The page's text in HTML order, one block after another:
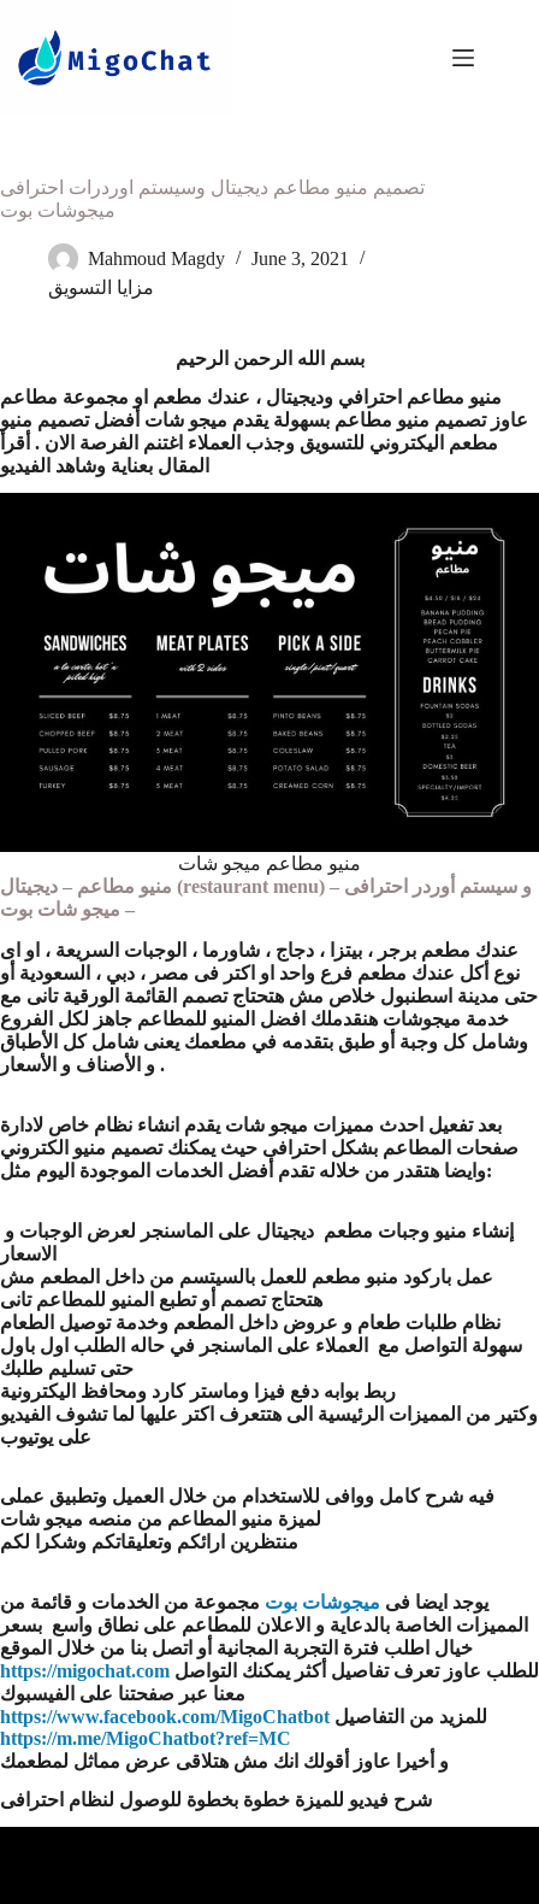
تصميم منيو مطاعم ديجيتال وسيستم اوردرات احترافى
ميجوشات بوت
Mahmoud Magdy
June 3, 2021
مزايا التسويق
بسم الله الرحمن الرحيم
منيو مطاعم احترافي وديجيتال ، عندك مطعم او مجموعة مطاعم
عاوز تصميم منيو مطاعم بسهولة يقدم ميجو شات أفضل تصميم منيو
مطعم اليكتروني للتسويق وجذب العملاء اغتنم الفرصة الان . أقرأ
المقال بعناية وشاهد الفيديو
منيو مطاعم ميجو شات
منيو مطاعم – ديجيتال (restaurant menu) – و سيستم أوردر احترافى
– ميجو شات بوت
عندك مطعم برجر ، بيتزا ، دجاج ، شاورما ، الوجبات السريعة ، او اى
نوع أكل عندك مطعم فرع واحد او اكتر فى مصر ، دبي ، السعودية أو
حتى مدينة اسطنبول خلاص مش هتحتاج تصمم القائمة الورقية تانى مع
خدمة ميجوشات هنقدملك افضل المنيو للمطاعم جاهز لكل الفروع
وشامل كل وجبة أو طبق بتقدمه في مطعمك يعنى شامل كل الأطباق
و الأصناف و الأسعار .
بعد تفعيل احدث مميزات ميجو شات يقدم انشاء نظام خاص لادارة
صفحات المطاعم بشكل احترافى حيث يمكنك تصميم منيو الكتروني
وايضا هتقدر من خلاله تقدم أفضل الخدمات الموجودة اليوم مثل:
الاسعار
عمل باركود منبو مطعم للعمل بالسيتسم من داخل المطعم مش
هتحتاج تصمم أو تطبع المنيو للمطاعم تانى
نظام طلبات طعام و عروض داخل المطعم وخدمة توصيل الطعام
سهولة التواصل مع العملاء على الماسنجر في حاله الطلب اول باول
ربط بوابه دفع فيزا وماستر كارد ومحافظ اليكترونية
وكتير من المميزات الرئيسية الى هتتعرف اكتر عليها لما تشوف الفيديو
على يوتيوب
فيه شرح كامل ووافى للاستخدام من خلال العميل وتطبيق عملى
لميزة منيو المطاعم من منصه ميجو شات
منتظرين ارائكم وتعليقاتكم وشكرا لكم
يوجد ايضا فى ميجوشات بوت مجموعة من الخدمات و قائمة من
المميزات الخاصة بالدعاية و الاعلان للمطاعم على نطاق واسع بسعر
خيال اطلب فترة التجربة المجانية أو اتصل بنا من خلال الموقع
https://migochat.com
معنا عبر صفحتنا على الفيسبوك
https://www.facebook.com/MigoChatbot للمزيد من التفاصيل
https://m.me/MigoChatbot?ref=MC
و أخيرا عاوز أقولك انك مش هتلاقى عرض مماثل لمطعمك
شرح فيديو للميزة خطوة بخطوة للوصول لنظام احترافى